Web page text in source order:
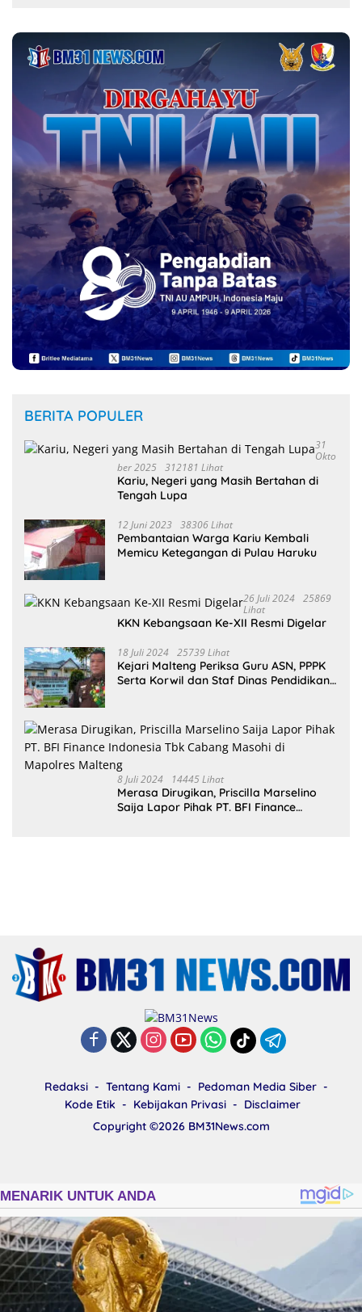
BERITA POPULER
31
Okto
Ber 2025 312181 Lihat
Kariu, Negeri yang Masih Bertahan di
Tengah Lupa
12 Juni 2023 38306 Lihat
Pembantaian Warga Kariu Kembali
Memicu Ketegangan di Pulau Haruku
26 Juli 2024 25869
Lihat
KKN Kebangsaan Ke-XII Resmi Digelar
18 Juli 2024 25739 Lihat
Kejari Malteng Periksa Guru ASN, PPPK
Serta Korwil dan Staf Dinas Pendidikan
8 Juli 2024 14445 Lihat
Merasa Dirugikan, Priscilla Marselino
Saija Lapor Pihak PT. BFI Finance
Redaksi Tentang Kami
Pedoman Media Siber
Kode Etik
Kebijakan Privasi
Disclaimer
Copyright ©2026 BM31News.com